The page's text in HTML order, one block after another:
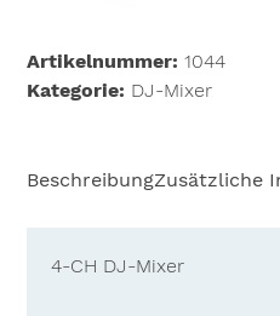
Artikelnummer:1044
Kategorie: DJ-Mixer
BeschreibungZusätzliche
4-CH DJ-Mixer